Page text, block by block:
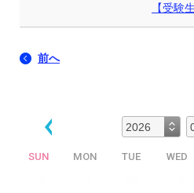
【受験
前へ
SUN MON TUE WED